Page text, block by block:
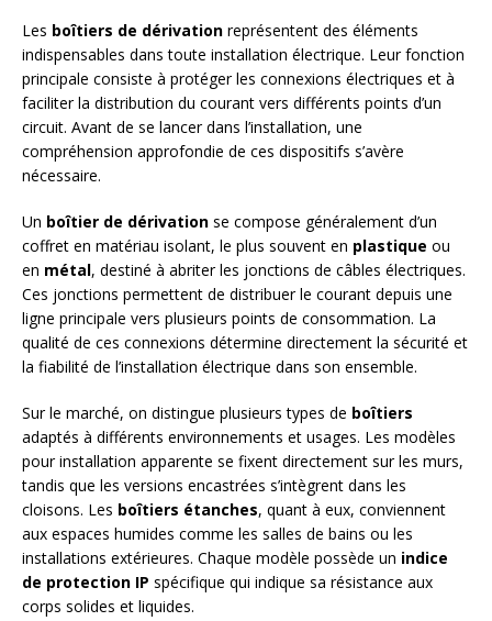
Les boîtiers de dérivation représentent des éléments
indispensables dans toute installation électrique. Leur fonction
principale consiste à protéger les connexions électriques et à
faciliter la distribution du courant vers différents points d’un
circuit. Avant de se lancer dans l’installation, une
compréhension approfondie de ces dispositifs s’avère
nécessaire.
Un boîtier de dérivation se compose généralement d’un
coffret en matériau isolant, le plus souvent en plastique ou
en métal, destiné à abriter les jonctions de câbles électriques.
Ces jonctions permettent de distribuer le courant depuis une
ligne principale vers plusieurs points de consommation. La
qualité de ces connexions détermine directement la sécurité et
la fiabilité de l’installation électrique dans son ensemble.
Sur le marché, on distingue plusieurs types de boîtiers
adaptés à différents environnements et usages. Les modèles
pour installation apparente se fixent directement sur les murs,
tandis que les versions encastrées s’intègrent dans les
cloisons. Les boîtiers étanches, quant à eux, conviennent
aux espaces humides comme les salles de bains ou les
installations extérieures. Chaque modèle possède un indice
de protection IP spécifique qui indique sa résistance aux
corps solides et liquides.